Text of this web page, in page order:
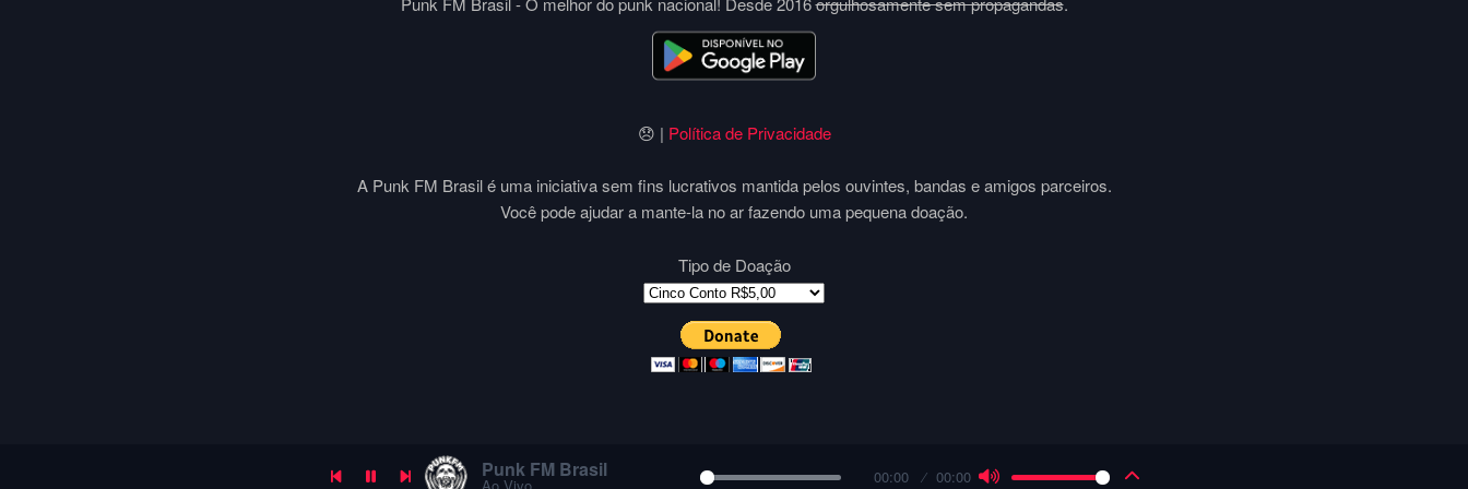
😞 | Política de Privacidade
A Punk FM Brasil é uma iniciativa sem fins lucrativos mantida pelos ouvintes, bandas e amigos parceiros.
Você pode ajudar a mante-la no ar fazendo uma pequena doação.
Tipo de Doação
Punk FM Brasil 00:00 00:00